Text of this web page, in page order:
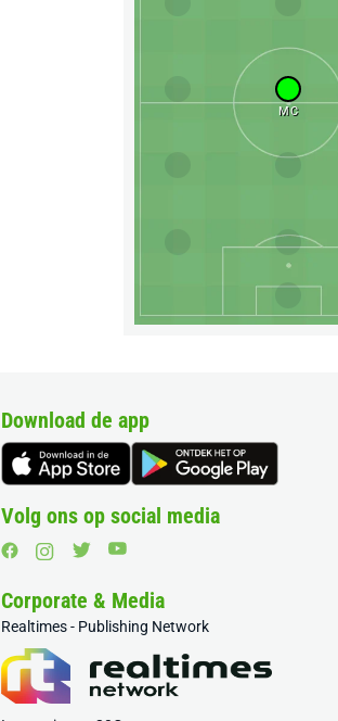
MC
Download de app
Volg ons op social media
Corporate & Media
Realtimes - Publishing Network